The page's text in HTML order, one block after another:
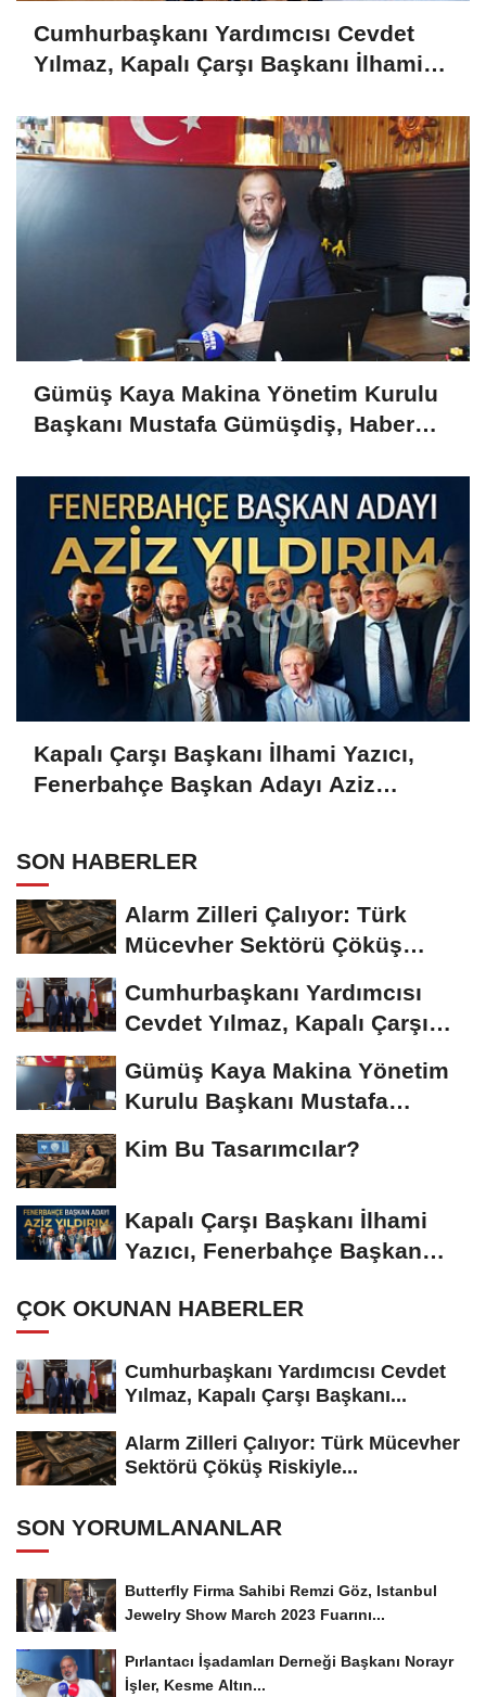
Cumhurbaşkanı Yardımcısı Cevdet
Yılmaz, Kapalı Çarşı Başkanı İlhami
Gümüş Kaya Makina Yönetim Kurulu
Başkanı Mustafa Gümüşdiş, Haber
Kapalı Çarşı Başkanı İlhami Yazıcı,
Fenerbahçe Başkan Adayı Aziz
SON HABERLER
Alarm Zilleri Çalıyor: Türk
Mücevher Sektörü Çöküş
Cumhurbaşkanı Yardımcısı
Cevdet Yılmaz, Kapalı Çarşı
Gümüş Kaya Makina Yönetim
Kurulu Başkanı Mustafa
Kim Bu Tasarımcılar?
Kapalı Çarşı Başkanı İlhami
Yazıcı, Fenerbahçe Başkan
ÇOK OKUNAN HABERLER
Cumhurbaşkanı Yardımcısı Cevdet
Yılmaz, Kapalı Çarşı Başkanı...
Alarm Zilleri Çalıyor: Türk Mücevher
Sektörü Çöküş Riskiyle...
SON YORUMLANANLAR
Butterfly Firma Sahibi Remzi Göz, Istanbul
Jewelry Show March 2023 Fuarını...
Pırlantacı İşadamları Derneği Başkanı Norayr
İşler, Kesme Altın...